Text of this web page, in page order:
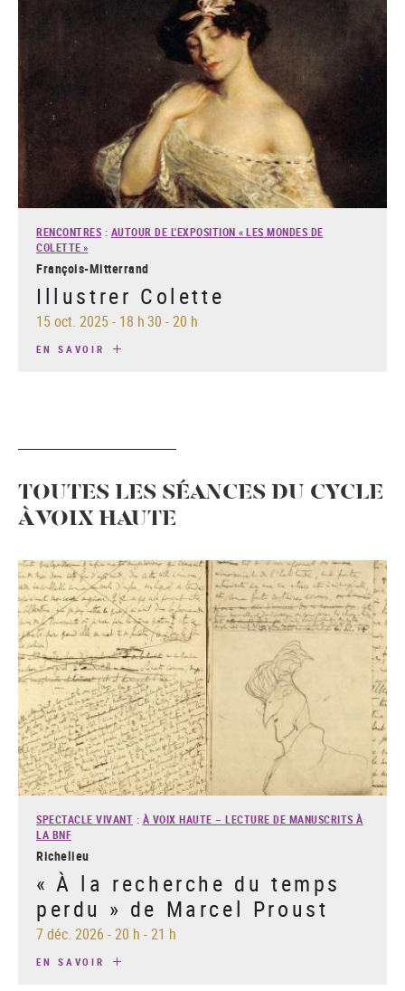
RENCONTRES : AUTOUR DE L'EXPOSITION « LES MONDES DE
COLETTE »
François-Mitterrand
Illustrer Colette
15 oct. 2025- 18 h 30 - 20 h
EN SAVOIR
TOUTES LES SÉANCES DU CYCLE
À VOIX HAUTE
SPECTACLE VIVANT : À VOIX HAUTE – LECTURE DE MANUSCRITS À
LA BNF
Richelieu
« À la recherche du temps
perdu » de Marcel Proust
7 déc. 2026 -20 h - 21 h
EN SAVOIR